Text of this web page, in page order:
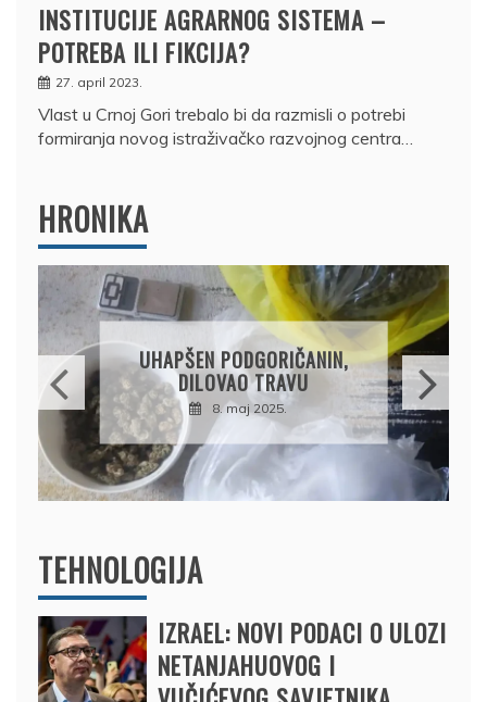
INSTITUCIJE AGRARNOG SISTEMA –
POTREBA ILI FIKCIJA?
27. april 2023.
Vlast u Crnoj Gori trebalo bi da razmisli o potrebi
formiranja novog istraživačko razvojnog centra…
HRONIKA
DRŽAVLJANIN RUSIJE
OSUMNJIČEN DA JE
PRODAO TUĐI BMW,
DRŽAVU NAPUSTIO
BRODOM
12. februar 2025.
TEHNOLOGIJA
IZRAEL: NOVI PODACI O ULOZI
NETANJAHUOVOG I